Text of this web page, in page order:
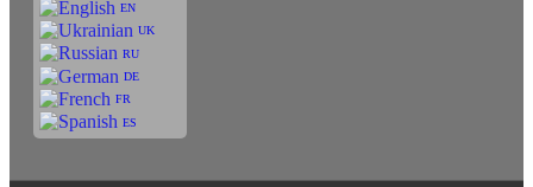
EN
UK
RU
DE
FR
ES